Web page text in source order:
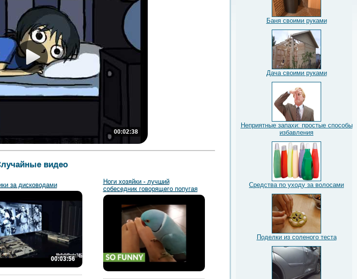
00:02:38
видео
за дисководами
00:03:56
Ноги хозяйки - лучший
собеседник говорящего попугая
Баня своими руками
Дача своими руками
Неприятные запахи: простые способы
избавления
Средства по уходу за волосами
Поделки из соленого теста